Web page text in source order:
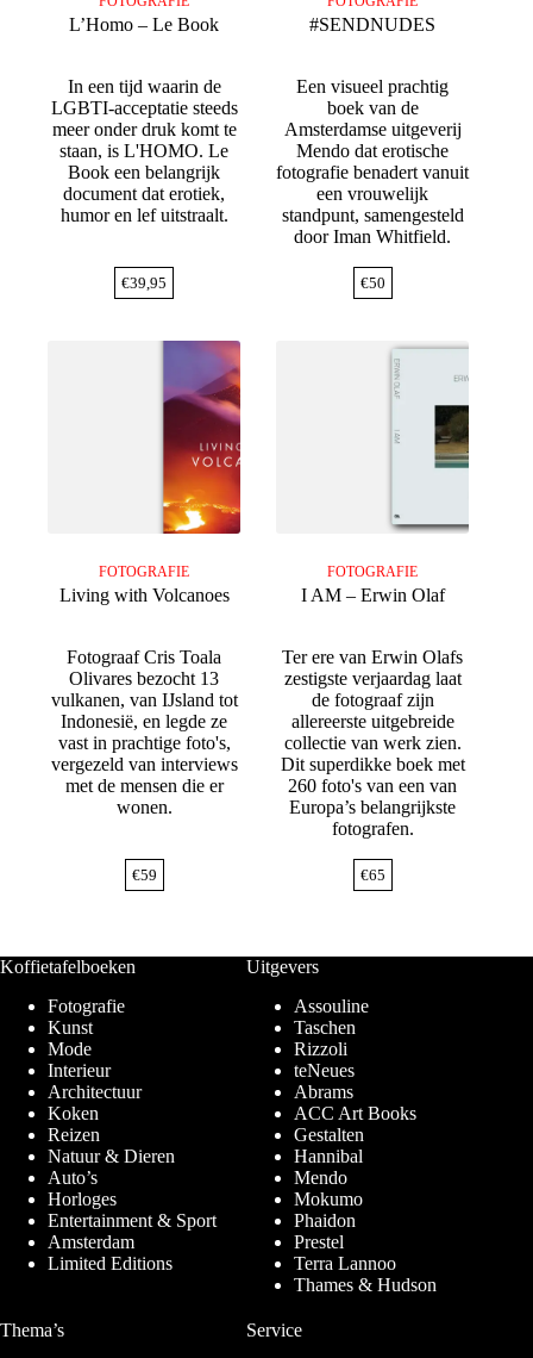
L’Homo – Le Book
In een tijd waarin de
LGBTI-acceptatie steeds
meer onder druk komt te
staan, is L'HOMO. Le
Book een belangrijk
document dat erotiek,
humor en lef uitstraalt.
€39,95
#SENDNUDES
Een visueel prachtig
boek van de
Amsterdamse uitgeverij
Mendo dat erotische
fotografie benadert vanuit
een vrouwelijk
standpunt, samengesteld
door Iman Whitfield.
€50
FOTOGRAFIE
Living with Volcanoes
Fotograaf Cris Toala
Olivares bezocht 13
vulkanen, van IJsland tot
Indonesië, en legde ze
vast in prachtige foto's,
vergezeld van interviews
met de mensen die er
wonen.
€59
FOTOGRAFIE
I AM – Erwin Olaf
Ter ere van Erwin Olafs
zestigste verjaardag laat
de fotograaf zijn
allereerste uitgebreide
collectie van werk zien.
Dit superdikke boek met
260 foto's van een van
Europa’s belangrijkste
fotografen.
€65
Koffietafelboeken
Fotografie
Kunst
Mode
Interieur
Architectuur
Koken
Reizen
Natuur & Dieren
Auto’s
Horloges
Entertainment & Sport
Amsterdam
Limited Editions
Uitgevers
Assouline
Taschen
Rizzoli
teNeues
Abrams
ACC Art Books
Gestalten
Hannibal
Mendo
Mokumo
Phaidon
Prestel
Terra Lannoo
Thames & Hudson
Thema’s Service